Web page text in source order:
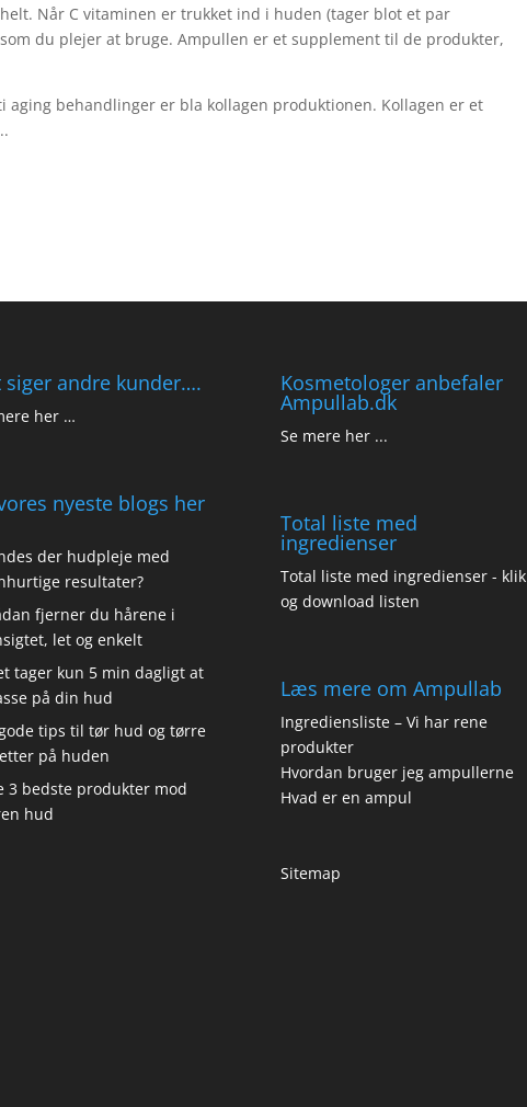
Når C vitaminen er trukket ind i huden (tager blot et par
du plejer at bruge. Ampullen er et supplement til de produkter,
aging behandlinger er bla kollagen produktionen. Kollagen er et
siger andre kunder….
her …
nyeste blogs her
der hudpleje med
resultater?
fjerner du hårene i
let og enkelt
tager kun 5 min dagligt at
på din hud
tips til tør hud og tørre
på huden
3 bedste produkter mod
hud
Kosmetologer anbefaler
Ampullab.dk
Se mere her ...
Total liste med
ingredienser
Total liste med ingredienser - klik
og download listen
Læs mere om Ampullab
Ingrediensliste – Vi har rene
produkter
Hvordan bruger jeg ampullerne
Hvad er en ampul
Sitemap